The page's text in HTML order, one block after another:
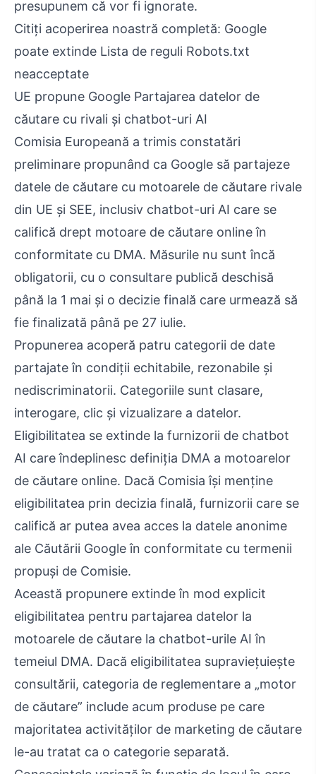
presupunem că vor fi ignorate.
Citiți acoperirea noastră completă: Google
poate extinde Lista de reguli Robots.txt
neacceptate
UE propune Google Partajarea datelor de
căutare cu rivali și chatbot-uri AI
Comisia Europeană a trimis constatări
preliminare propunând ca Google să partajeze
datele de căutare cu motoarele de căutare rivale
din UE și SEE, inclusiv chatbot-uri AI care se
califică drept motoare de căutare online în
conformitate cu DMA. Măsurile nu sunt încă
obligatorii, cu o consultare publică deschisă
până la 1 mai și o decizie finală care urmează să
fie finalizată până pe 27 iulie.
Propunerea acoperă patru categorii de date
partajate în condiții echitabile, rezonabile și
nediscriminatorii. Categoriile sunt clasare,
interogare, clic și vizualizare a datelor.
Eligibilitatea se extinde la furnizorii de chatbot
AI care îndeplinesc definiția DMA a motoarelor
de căutare online. Dacă Comisia își menține
eligibilitatea prin decizia finală, furnizorii care se
califică ar putea avea acces la datele anonime
ale Căutării Google în conformitate cu termenii
propuși de Comisie.
Această propunere extinde în mod explicit
eligibilitatea pentru partajarea datelor la
motoarele de căutare la chatbot-urile AI în
temeiul DMA. Dacă eligibilitatea supraviețuiește
consultării, categoria de reglementare a „motor
de căutare” include acum produse pe care
majoritatea activităților de marketing de căutare
le-au tratat ca o categorie separată.